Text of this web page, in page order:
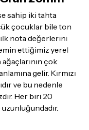
göre farklılık
ilgili ürünün
emin olun.
sahip iki tahta
çocuklar bile ton
nota değerlerini
ettiğimiz yerel
çok
gelir. Kırmızı
ve bu nedenle
Her biri 20